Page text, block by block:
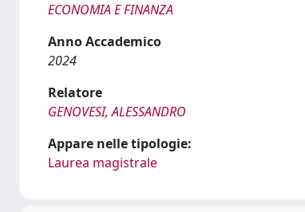
ECONOMIA E FINANZA
Anno Accademico
2024
Relatore
GENOVESI, ALESSANDRO
Appare nelle tipologie:
Laurea magistrale